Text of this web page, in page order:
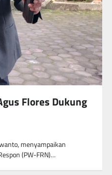
Flores Dukung
menyampaikan
(PW-FRN)…